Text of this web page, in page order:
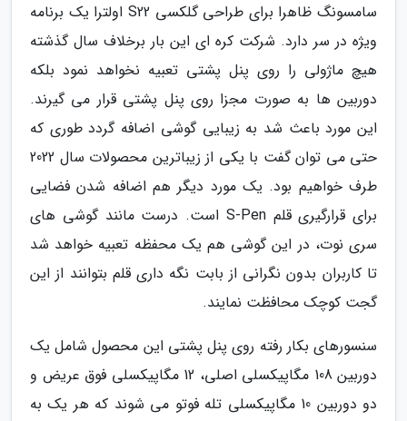
سامسونگ ظاهرا برای طراحی گلکسی S22 اولترا یک برنامه
ویژه در سر دارد. شرکت کره ای این بار برخلاف سال گذشته
هیچ ماژولی را روی پنل پشتی تعبیه نخواهد نمود بلکه
دوربین ها به صورت مجزا روی پنل پشتی قرار می گیرند.
این مورد باعث شد به زیبایی گوشی اضافه گردد طوری که
حتی می توان گفت با یکی از زیباترین محصولات سال 2022
طرف خواهیم بود. یک مورد دیگر هم اضافه شدن فضایی
برای قرارگیری قلم S-Pen است. درست مانند گوشی های
سری نوت، در این گوشی هم یک محفظه تعبیه خواهد شد
تا کاربران بدون نگرانی از بابت نگه داری قلم بتوانند از این
گجت کوچک محافظت نمایند.
سنسورهای بکار رفته روی پنل پشتی این محصول شامل یک
دوربین 108 مگاپیکسلی اصلی، 12 مگاپیکسلی فوق عریض و
دو دوربین 10 مگاپیکسلی تله فوتو می شوند که هر یک به